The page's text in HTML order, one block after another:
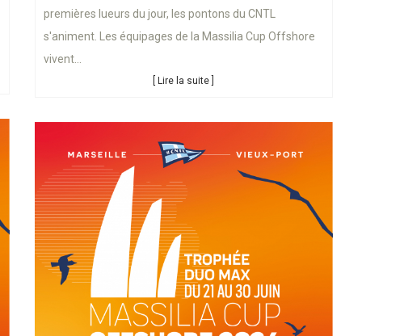
premières lueurs du jour, les pontons du CNTL
s'animent. Les équipages de la Massilia Cup Offshore
vivent...
[ Lire la suite ]